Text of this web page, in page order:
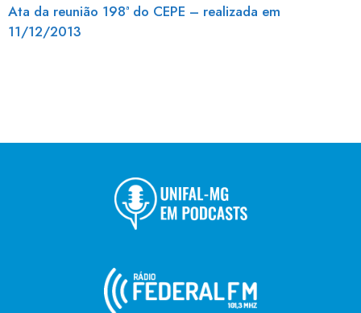
Ata da reunião 198ª do CEPE – realizada em
11/12/2013